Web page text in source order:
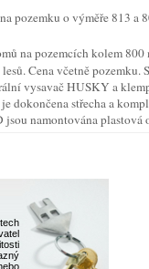
pozemku o výměře 813 a
na pozemcích kolem 800
Cena včetně
vysavač HUSKY a
dokončena střecha a
namontována plastová